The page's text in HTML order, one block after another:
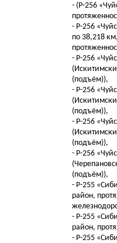
- (Р-256
- Р-256
по 38,218
- Р-256
(подъём)),
- Р-256
(подъём)),
- Р-256
(подъём)),
- Р-256
(подъём)),
- Р-255
район,
- Р-255
район,
- Р-255